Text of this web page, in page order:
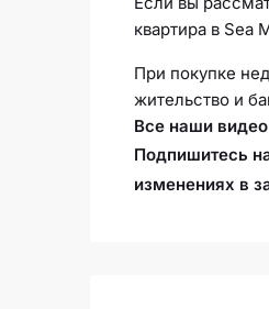
квартира в Sea
При покупке
жительство и
Все наши
Подпишитесь
изменениях в